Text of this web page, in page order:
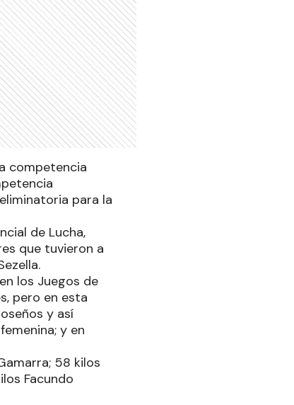
competencia
para la
de Lucha,
que tuvieron a
los Juegos de
pero en esta
y así
y en
58 kilos
Facundo